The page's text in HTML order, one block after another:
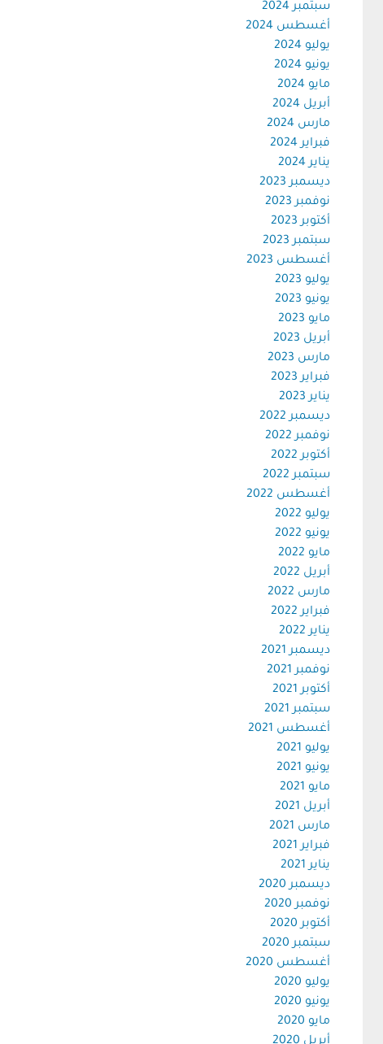
سبتمبر 2024
أغسطس 2024
يوليو 2024
يونيو 2024
مايو 2024
أبريل 2024
مارس 2024
فبراير 2024
يناير 2024
ديسمبر 2023
نوفمبر 2023
أكتوبر 2023
سبتمبر 2023
أغسطس 2023
يوليو 2023
يونيو 2023
مايو 2023
أبريل 2023
مارس 2023
فبراير 2023
يناير 2023
ديسمبر 2022
نوفمبر 2022
أكتوبر 2022
سبتمبر 2022
أغسطس 2022
يوليو 2022
يونيو 2022
مايو 2022
أبريل 2022
مارس 2022
فبراير 2022
يناير 2022
ديسمبر 2021
نوفمبر 2021
أكتوبر 2021
سبتمبر 2021
أغسطس 2021
يوليو 2021
يونيو 2021
مايو 2021
أبريل 2021
مارس 2021
فبراير 2021
يناير 2021
ديسمبر 2020
نوفمبر 2020
أكتوبر 2020
سبتمبر 2020
أغسطس 2020
يوليو 2020
يونيو 2020
مايو 2020